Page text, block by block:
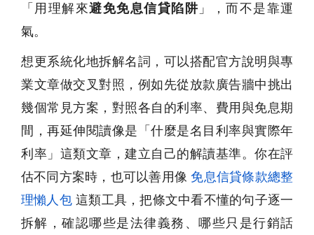
「用理解來避免免息信貸陷阱 」，而不是靠運
氣。
想更系統化地拆解名詞，可以搭配官方說明與專
業文章做交叉對照，例如先從放款廣告牆中挑出
幾個常見方案，對照各自的利率、費用與免息期
間，再延伸閱讀像是「什麼是名目利率與實際年
利率」這類文章，建立自己的解讀基準。你在評
估不同方案時，也可以善用像 免息信貸條款總整
理懶人包這類工具，把條文中看不懂的句子逐一
拆解，確認哪些是法律義務、哪些只是行銷話